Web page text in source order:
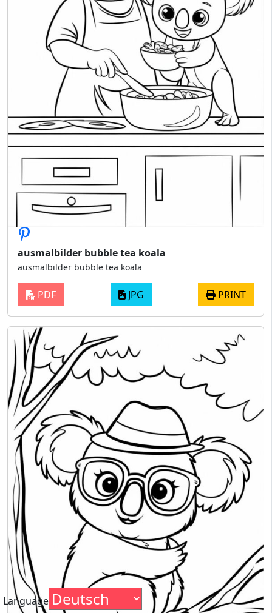
ausmalbilder bubble tea koala
ausmalbilder bubble tea koala
PDF JPG PRINT
Language